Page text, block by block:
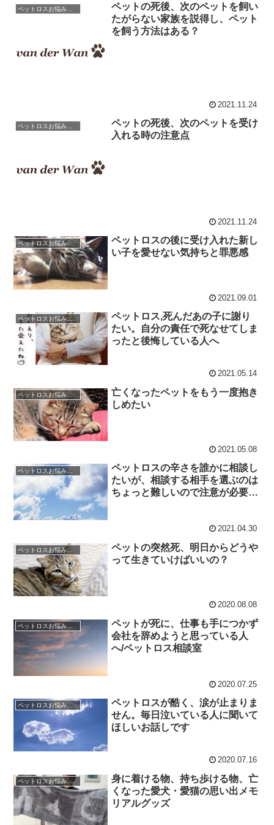
ペットロスお悩み相談室 / 良くある相談と克服のアドバイス
ペットの死後、次のペットを飼い
たがらない家族を説得し、ペット
を飼う方法はある？
2021.11.24
ペットロスお悩み相談室 / 良くある相談と克服のアドバイス
ペットの死後、次のペットを受け
入れる時の注意点
2021.11.24
ペットロスお悩み相談室 / 良くある相談と克服のアドバイス
ペットロスの後に受け入れた新し
い子を愛せない気持ちと罪悪感
2021.09.01
ペットロスお悩み相談室 / 良くある相談と克服のアドバイス
ペットロス,死んだあの子に謝り
たい。自分の責任で死なせてしま
ったと後悔している人へ
2021.05.14
ペットロスお悩み相談室 / 良くある相談と克服のアドバイス
亡くなったペットをもう一度抱き
しめたい
2021.05.08
ペットロスお悩み相談室 / 良くある相談と克服のアドバイス
ペットロスの辛さを誰かに相談し
たいが、相談する相手を選ぶのは
ちょっと難しいので注意が必要で
2021.04.30
ペットロスお悩み相談室 / 良くある相談と克服のアドバイス
ペットの突然死、明日からどうや
って生きていけばいいの？
2020.08.08
ペットロスお悩み相談室 / 良くある相談と克服のアドバイス
ペットが死に、仕事も手につかず
会社を辞めようと思っている人
へ/ペットロス相談室
2020.07.25
ペットロスお悩み相談室 / 良くある相談と克服のアドバイス
ペットロスが酷く、涙が止まりま
せん。毎日泣いている人に聞いて
ほしいお話しです
2020.07.16
ペットロスお悩み相談室 / 良くある相談と克服のアドバイス
身に着ける物、持ち歩ける物、亡
くなった愛犬・愛猫の思い出メモ
リアルグッズ